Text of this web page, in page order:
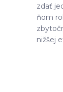
zdať
ňom
nižšej